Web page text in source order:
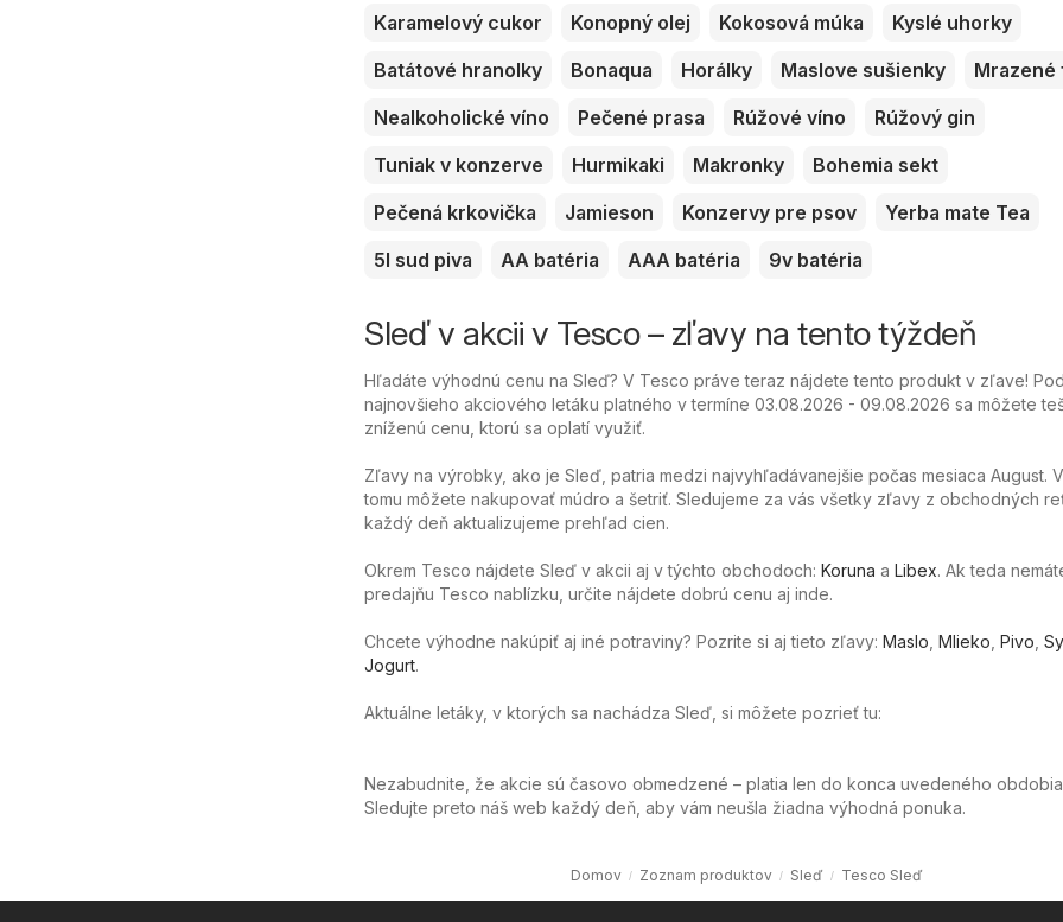
Karamelový cukor
Konopný olej Kokosová múka
Kyslé uhorky
Batátové hranolky
Bonaqua Horálky Maslove sušienky
Mrazené
Nealkoholické víno
Pečené prasa Rúžové víno
Rúžový gin
Tuniak v konzerve
Hurmikaki Makronky
Bohemia sekt
Pečená krkovička
Jamieson Konzervy pre psov
Yerba mate Tea
5l sud piva
AA batéria AAA batéria 9v batéria
Sleď v akcii v Tesco – zľavy na tento týždeň
Hľadáte výhodnú cenu na Sleď? V Tesco práve teraz nájdete tento produkt v zľave!
najnovšieho akciového letáku platného v termíne 03.08.2026 - 09.08.2026 sa môžete
zníženú cenu, ktorú sa oplatí využiť.
Zľavy na výrobky, ako je Sleď, patria medzi najvyhľadávanejšie počas mesiaca August.
tomu môžete nakupovať múdro a šetriť. Sledujeme za vás všetky zľavy z obchodných
každý deň aktualizujeme prehľad cien.
Okrem Tesco nájdete Sleď v akcii aj v týchto obchodoch: Koruna a Libex. Ak teda
predajňu Tesco nablízku, určite nájdete dobrú cenu aj inde.
Chcete výhodne nakúpiť aj iné potraviny? Pozrite si aj tieto zľavy: Maslo Mlieko Pivo
Jogurt.
Aktuálne letáky, v ktorých sa nachádza Sleď, si môžete pozrieť tu:
Nezabudnite, že akcie sú časovo obmedzené – platia len do konca uvedeného
Sledujte preto náš web každý deň, aby vám neušla žiadna výhodná ponuka.
Domov Zoznam produktov Sleď Tesco Sleď